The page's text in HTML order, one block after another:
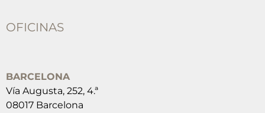
OFICINAS
BARCELONA
Vía Augusta, 252, 4.ª
08017 Barcelona